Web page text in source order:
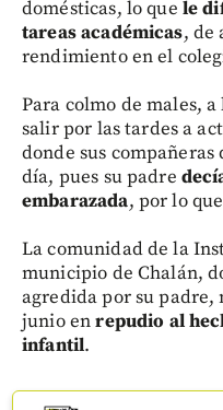
domésticas, lo que le
tareas académicas, de
rendimiento en el
Para colmo de males,
salir por las tardes a
donde sus
día, pues su padre
embarazada, por lo
La comunidad de la
municipio de Chalán,
agredida por su padre,
junio enrepudio al
infantil.